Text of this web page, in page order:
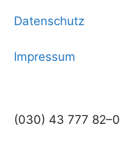
Datenschutz
Impressum
(030) 43 777 82–0